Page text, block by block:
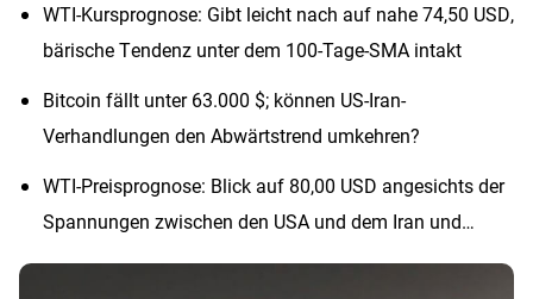
WTI-Kursprognose: Gibt leicht nach auf nahe 74,50 USD,
bärische Tendenz unter dem 100-Tage-SMA intakt
Bitcoin fällt unter 63.000 $; können US-Iran-
Verhandlungen den Abwärtstrend umkehren?
WTI-Preisprognose: Blick auf 80,00 USD angesichts der
Spannungen zwischen den USA und dem Iran und